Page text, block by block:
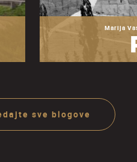
Marija
sve blogove